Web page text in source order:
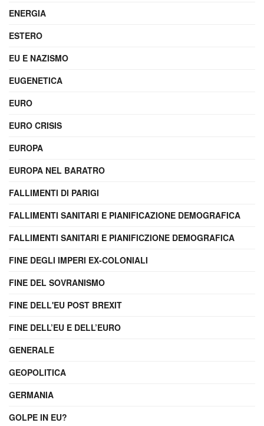
ENERGIA
ESTERO
EU E NAZISMO
EUGENETICA
EURO
EURO CRISIS
EUROPA
EUROPA NEL BARATRO
FALLIMENTI DI PARIGI
FALLIMENTI SANITARI E PIANIFICAZIONE DEMOGRAFICA
FALLIMENTI SANITARI E PIANIFICZIONE DEMOGRAFICA
FINE DEGLI IMPERI EX-COLONIALI
FINE DEL SOVRANISMO
FINE DELL'EU POST BREXIT
FINE DELL’EU E DELL’EURO
GENERALE
GEOPOLITICA
GERMANIA
GOLPE IN EU?